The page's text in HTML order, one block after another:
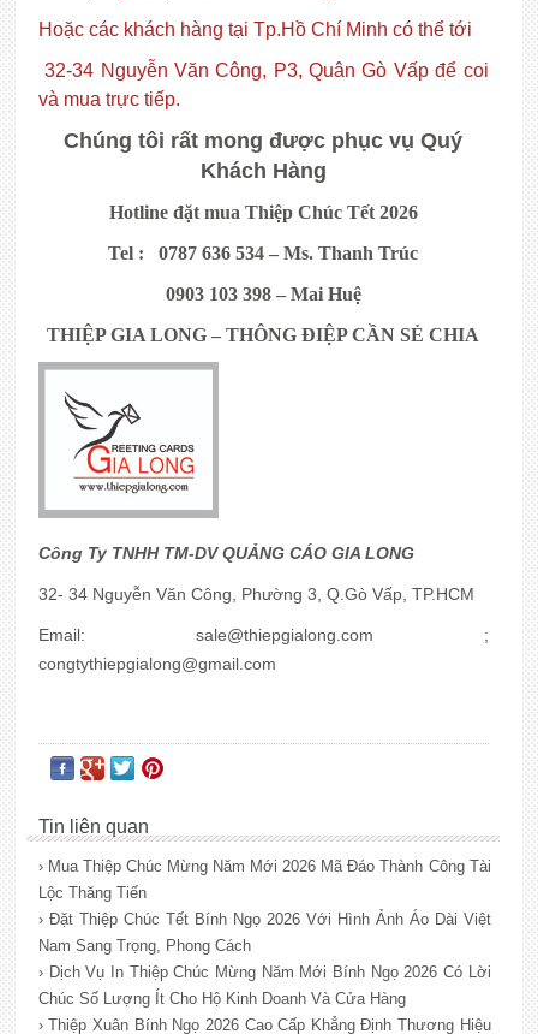
Hoặc các khách hàng tại Tp.Hồ Chí Minh có thể tới
32-34 Nguyễn Văn Công, P3, Quân Gò Vấp để coi
và mua trực tiếp.
Chúng tôi rất mong được phục vụ Quý
Khách Hàng
Hotline đặt mua Thiệp Chúc Tết 2026
Tel : 0787 636 534 – Ms. Thanh Trúc
0903 103 398 – Mai Huệ
THIỆP GIA LONG – THÔNG ĐIỆP CẦN SẺ CHIA
Công Ty TNHH TM-DV QUẢNG CÁO GIA LONG
32- 34 Nguyễn Văn Công, Phường 3, Q.Gò Vấp, TP.HCM
Email: sale@thiepgialong.com ;
congtythiepgialong@gmail.com
Tin liên quan
› Mua Thiệp Chúc Mừng Năm Mới 2026 Mã Đáo Thành Công Tài
Lộc Thăng Tiến
› Đặt Thiệp Chúc Tết Bính Ngọ 2026 Với Hình Ảnh Áo Dài Việt
Nam Sang Trọng, Phong Cách
› Dịch Vụ In Thiệp Chúc Mừng Năm Mới Bính Ngọ 2026 Có Lời
Chúc Số Lượng Ít Cho Hộ Kinh Doanh Và Cửa Hàng
› Thiệp Xuân Bính Ngọ 2026 Cao Cấp Khẳng Định Thương Hiệu